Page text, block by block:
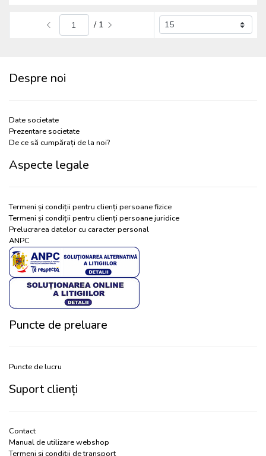
/ 1
Despre noi
Date societate
Prezentare societate
De ce să cumpărați de la noi?
Aspecte legale
Termeni și condiții pentru clienți persoane fizice
Termeni și condiții pentru clienți persoane juridice
Prelucrarea datelor cu caracter personal
ANPC
Puncte de preluare
Puncte de lucru
Suport clienți
Contact
Manual de utilizare webshop
Termeni și condiții de transport